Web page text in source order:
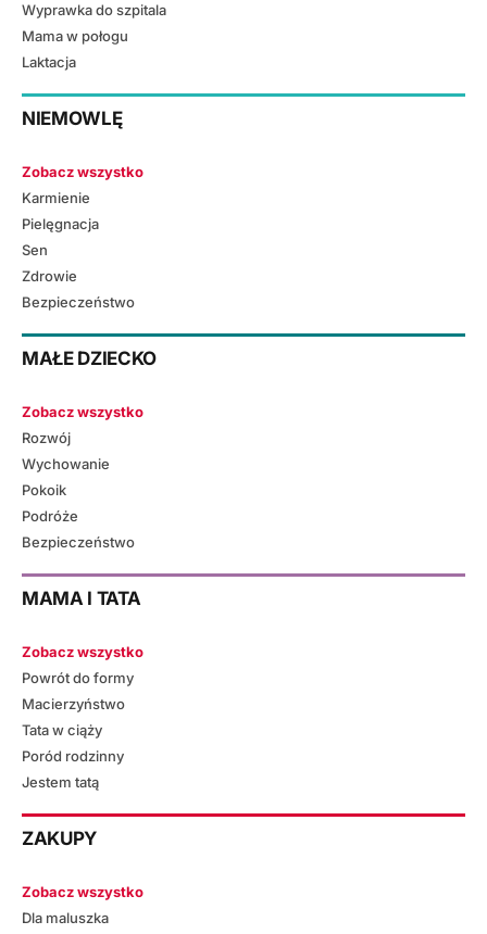
Wyprawka do szpitala
Mama w połogu
Laktacja
NIEMOWLĘ
Zobacz wszystko
Karmienie
Pielęgnacja
Sen
Zdrowie
Bezpieczeństwo
MAŁE DZIECKO
Zobacz wszystko
Rozwój
Wychowanie
Pokoik
Podróże
Bezpieczeństwo
MAMA I TATA
Zobacz wszystko
Powrót do formy
Macierzyństwo
Tata w ciąży
Poród rodzinny
Jestem tatą
ZAKUPY
Zobacz wszystko
Dla maluszka